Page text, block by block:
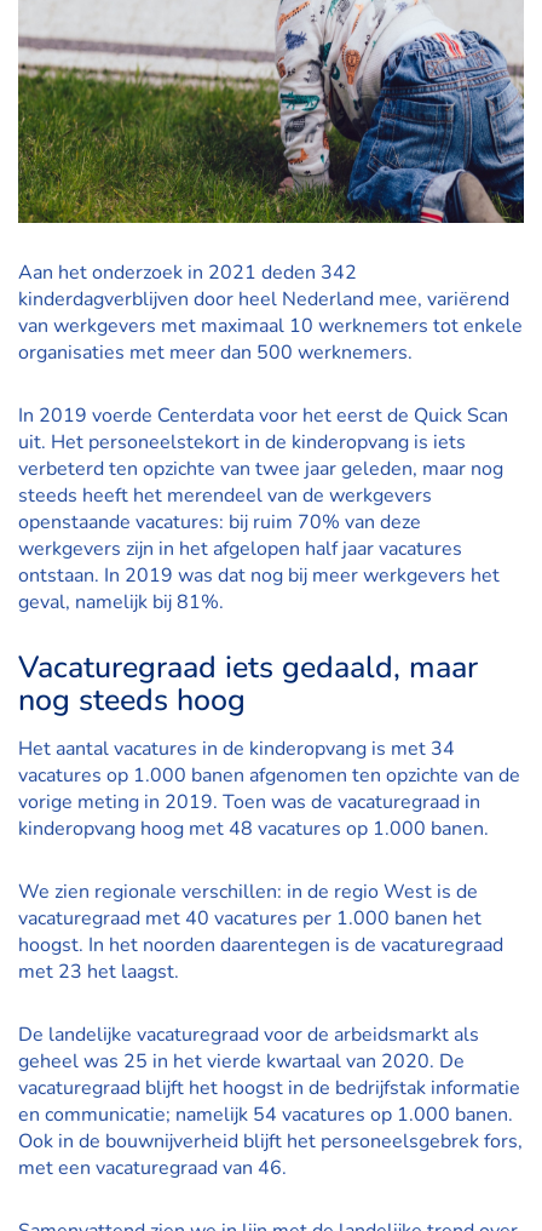
Aan het onderzoek in 2021 deden 342
kinderdagverblijven door heel Nederland mee, variërend
van werkgevers met maximaal 10 werknemers tot enkele
organisaties met meer dan 500 werknemers.
In 2019 voerde Centerdata voor het eerst de Quick Scan
uit. Het personeelstekort in de kinderopvang is iets
verbeterd ten opzichte van twee jaar geleden, maar nog
steeds heeft het merendeel van de werkgevers
openstaande vacatures: bij ruim 70% van deze
werkgevers zijn in het afgelopen half jaar vacatures
ontstaan. In 2019 was dat nog bij meer werkgevers het
geval, namelijk bij 81%.
Vacaturegraad iets gedaald, maar
nog steeds hoog
Het aantal vacatures in de kinderopvang is met 34
vacatures op 1.000 banen afgenomen ten opzichte van de
vorige meting in 2019. Toen was de vacaturegraad in
kinderopvang hoog met 48 vacatures op 1.000 banen.
We zien regionale verschillen: in de regio West is de
vacaturegraad met 40 vacatures per 1.000 banen het
hoogst. In het noorden daarentegen is de vacaturegraad
met 23 het laagst.
De landelijke vacaturegraad voor de arbeidsmarkt als
geheel was 25 in het vierde kwartaal van 2020. De
vacaturegraad blijft het hoogst in de bedrijfstak informatie
en communicatie; namelijk 54 vacatures op 1.000 banen.
Ook in de bouwnijverheid blijft het personeelsgebrek fors,
met een vacaturegraad van 46.